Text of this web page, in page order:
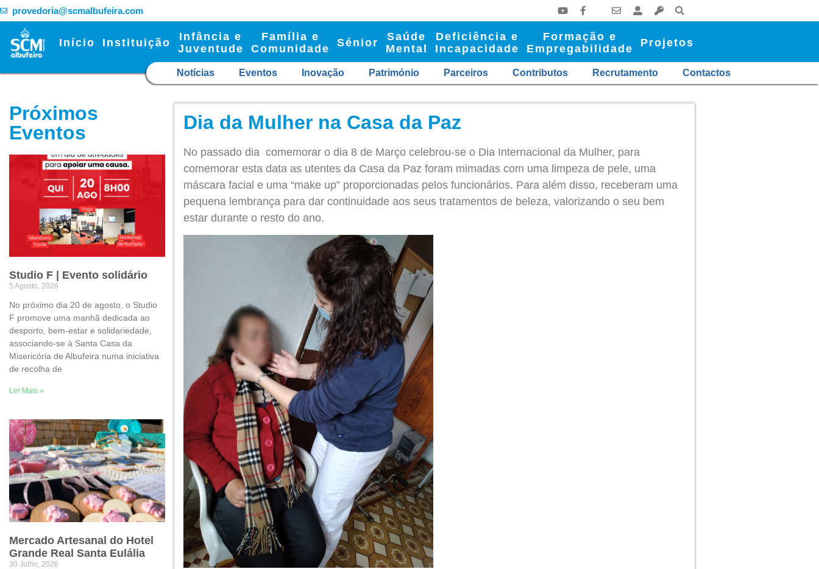
provedoria@scmalbufeira.com
Início Instituição
Infância e
Juventude
Família e
Comunidade
Sénior
Saúde
Mental
Deficiência e
Incapacidade
Formação e
Empregabilidade
Projetos
Notícias Eventos Inovação Património Parceiros Contributos Recrutamento Contactos
Próximos
Eventos
Studio F | Evento solidário
5 Agosto, 2026
No próximo dia 20 de agosto, o Studio
F promove uma manhã dedicada ao
desporto, bem-estar e solidariedade,
associando-se à Santa Casa da
Misericória de Albufeira numa iniciativa
de recolha de
Ler Mais »
Mercado Artesanal do Hotel
Grande Real Santa Eulália
30 Julho, 2026
Dia da Mulher na Casa da Paz
No passado dia comemorar o dia 8 de Março celebrou-se o Dia Internacional da Mulher, para
comemorar esta data as utentes da Casa da Paz foram mimadas com uma limpeza de pele, uma
máscara facial e uma “make up” proporcionadas pelos funcionários. Para além disso, receberam uma
pequena lembrança para dar continuidade aos seus tratamentos de beleza, valorizando o seu bem
estar durante o resto do ano.